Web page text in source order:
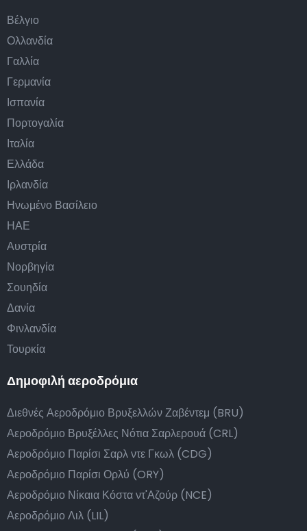
Βέλγιο
Ολλανδία
Γαλλία
Γερμανία
Ισπανία
Πορτογαλία
Ιταλία
Ελλάδα
Ιρλανδία
Ηνωμένο Βασίλειο
ΗΑΕ
Αυστρία
Νορβηγία
Σουηδία
Δανία
Φινλανδία
Τουρκία
Δημοφιλή αεροδρόμια
Διεθνές Αεροδρόμιο Βρυξελλών Ζαβέντεμ (BRU)
Αεροδρόμιο Βρυξέλλες Νότια Σαρλερουά (CRL)
Αεροδρόμιο Παρίσι Σαρλ ντε Γκωλ (CDG)
Αεροδρόμιο Παρίσι Ορλύ (ORY)
Αεροδρόμιο Νίκαια Κόστα ντ'Αζούρ (NCE)
Αεροδρόμιο Λιλ (LIL)